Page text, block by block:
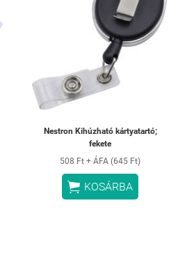
Nestron Kihúzható kártyatartó;
fekete
508 Ft + ÁFA (645 Ft)
 KOSÁRBA